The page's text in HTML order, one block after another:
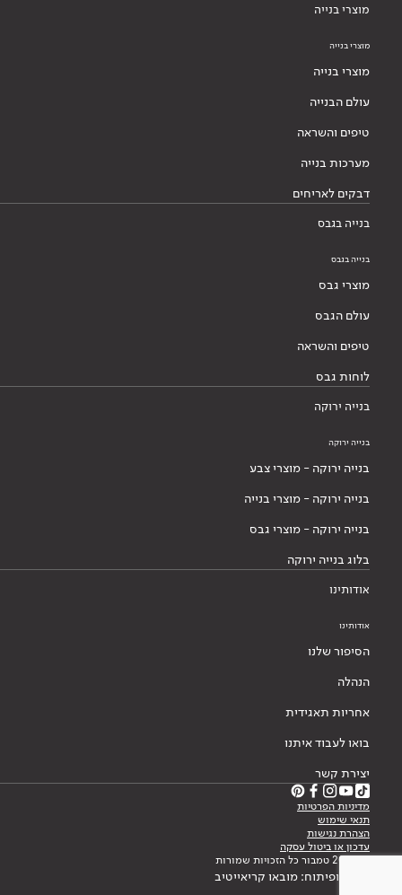
מוצרי בנייה
מוצרי בנייה
מוצרי בנייה
עולם הבנייה
טיפים והשראה
מערכות בנייה
דבקים לאריחים
בנייה בגבס
בנייה בגבס
מוצרי גבס
עולם הגבס
טיפים והשראה
לוחות גבס
בנייה ירוקה
בנייה ירוקה
בנייה ירוקה - מוצרי צבע
בנייה ירוקה - מוצרי בנייה
בנייה ירוקה - מוצרי גבס
בלוג בנייה ירוקה
אודותינו
אודותינו
הסיפור שלנו
הנהלה
אחריות תאגידית
בואו לעבוד איתנו
יצירת קשר
מדיניות הפרטיות
תנאי שימוש
הצהרת נגישות
עדכון או ביטול עסקה
© 2026 טמבור כל הזכויות שמורות
עיצוב ופיתוח: מובאו קריאייטיב